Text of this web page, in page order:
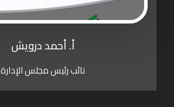
أ. أحمد درويش
نائب رئيس مجلس الإدارة